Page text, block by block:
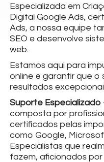
Especializada em
Digital Google Ads,
Ads, a nossa equipe
SEO e desenvolve
web.
Estamos aqui para
online e garantir que o
resultados
Suporte Especializado
composta por
certificados pelas
como Google,
Especialistas que
fazem, aficionados